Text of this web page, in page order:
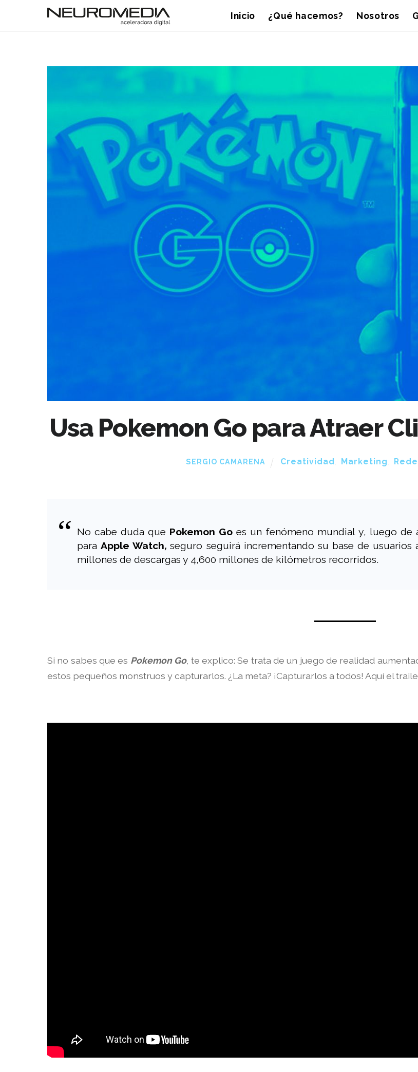
Inicio ¿Qué hacemos? Nosotros
Usa Pokemon Go para Atraer
SERGIO CAMARENA Creatividad Marketing
No cabe duda que Pokemon Goes un fenómeno mundial y, luego de
paraApple Watch,seguro seguirá incrementando su base de
millones de descargas y 4,600 millones de kilómetros recorridos.
Si no sabes que es Pokemon Go, te explico: Se trata de un juego de realidad
estos pequeños monstruos y capturarlos. ¿La meta? ¡Capturarlos a todos! Aquí el